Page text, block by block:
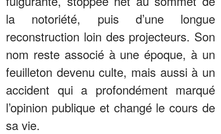
la notoriété, puis d’une longue
reconstruction loin des projecteurs. Son
nom reste associé à une époque, à un
feuilleton devenu culte, mais aussi à un
accident qui a profondément marqué
l’opinion publique et changé le cours de
sa vie.